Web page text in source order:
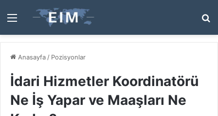
Menü
...
Anasayfa / Pozisyonlar
İdari Hizmetler Koordinatörü
Ne İş Yapar ve Maaşları Ne